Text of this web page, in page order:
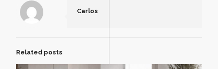
Carlos
Related posts